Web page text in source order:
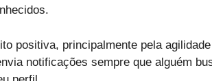
positiva, principalmente pela
notificações sempre que alguém